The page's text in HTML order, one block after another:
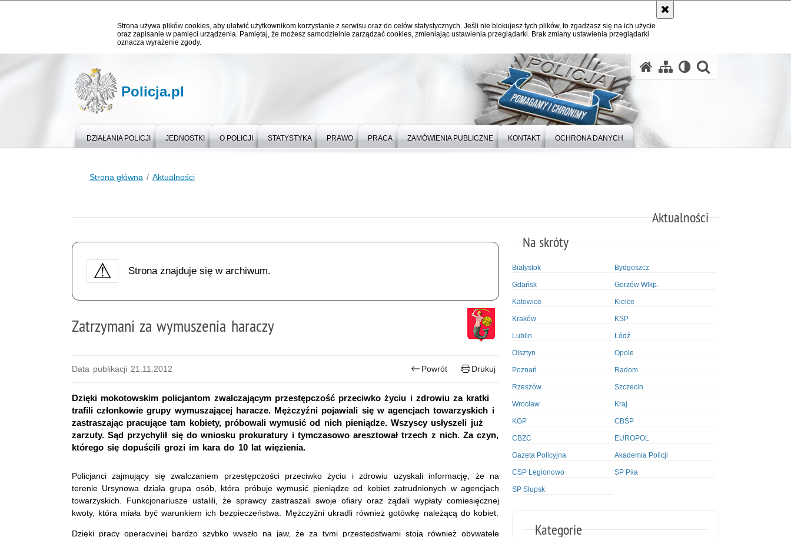
Strona używa plików cookies, aby ułatwić użytkownikom korzystanie z serwisu oraz do celów statystycznych. Jeśli nie blokujesz tych plików, to zgadzasz się na ich użycie
oraz zapisanie w pamięci urządzenia. Pamiętaj, że możesz samodzielnie zarządzać cookies, zmieniając ustawienia przeglądarki. Brak zmiany ustawienia przeglądarki
oznacza wyrażenie zgody.
Policja.pl
DZIAŁANIA POLICJI JEDNOSTKI O POLICJI STATYSTYKA PRAWO PRACA ZAMÓWIENIA PUBLICZNE KONTAKT OCHRONA DANYCH
Strona główna Aktualności
Aktualności
Strona znajduje się w archiwum.
Zatrzymani za wymuszenia haraczy
Data publikacji 21.11.2012 Powrót Drukuj
Dzięki mokotowskim policjantom zwalczającym przestępczość przeciwko życiu i zdrowiu za kratki
trafili członkowie grupy wymuszającej haracze. Mężczyźni pojawiali się w agencjach towarzyskich i
zastraszając pracujące tam kobiety, próbowali wymusić od nich pieniądze. Wszyscy usłyszeli już
zarzuty. Sąd przychylił się do wniosku prokuratury i tymczasowo aresztował trzech z nich. Za czyn,
którego się dopuścili grozi im kara do 10 lat więzienia.
Policjanci zajmujący się zwalczaniem przestępczości przeciwko życiu i zdrowiu uzyskali informację, że na
terenie Ursynowa działa grupa osób, która próbuje wymusić pieniądze od kobiet zatrudnionych w agencjach
towarzyskich. Funkcjonariusze ustalili, że sprawcy zastraszali swoje ofiary oraz żądali wypłaty comiesięcznej
kwoty, która miała być warunkiem ich bezpieczeństwa. Mężczyźni ukradli również gotówkę należącą do kobiet.
Dzięki pracy operacyjnej bardzo szybko wyszło na jaw, że za tymi przestępstwami stoją również obywatele
Na skróty
Białystok Bydgoszcz
Gdańsk Gorzów Wlkp.
Katowice Kielce
Kraków KSP
Lublin Łódź
Olsztyn Opole
Poznań Radom
Rzeszów Szczecin
Wrocław Kraj
KGP CBŚP
CBZC EUROPOL
Gazeta Policyjna Akademia Policji
CSP Legionowo SP Piła
SP Słupsk
Kategorie